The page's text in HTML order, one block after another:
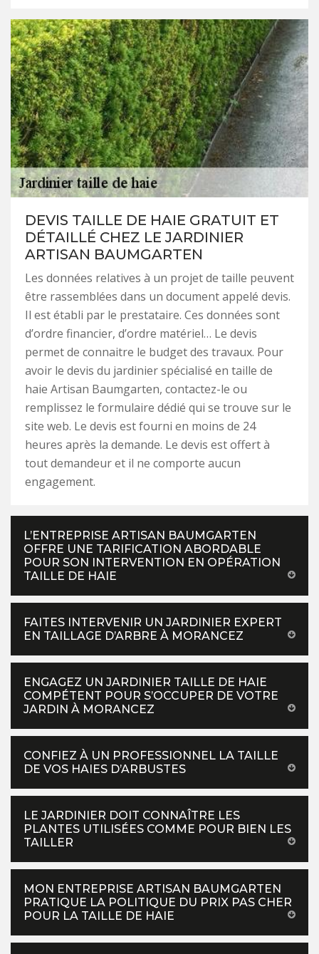
DEVIS TAILLE DE HAIE GRATUIT ET
DÉTAILLÉ CHEZ LE JARDINIER
ARTISAN BAUMGARTEN
Les données relatives à un projet de taille peuvent
être rassemblées dans un document appelé devis.
Il est établi par le prestataire. Ces données sont
d’ordre financier, d’ordre matériel… Le devis
permet de connaitre le budget des travaux. Pour
avoir le devis du jardinier spécialisé en taille de
haie Artisan Baumgarten, contactez-le ou
remplissez le formulaire dédié qui se trouve sur le
site web. Le devis est fourni en moins de 24
heures après la demande. Le devis est offert à
tout demandeur et il ne comporte aucun
engagement.
L’ENTREPRISE ARTISAN BAUMGARTEN
OFFRE UNE TARIFICATION ABORDABLE
POUR SON INTERVENTION EN OPÉRATION
TAILLE DE HAIE
FAITES INTERVENIR UN JARDINIER EXPERT
EN TAILLAGE D’ARBRE À MORANCEZ
ENGAGEZ UN JARDINIER TAILLE DE HAIE
COMPÉTENT POUR S’OCCUPER DE VOTRE
JARDIN À MORANCEZ
CONFIEZ À UN PROFESSIONNEL LA TAILLE
DE VOS HAIES D’ARBUSTES
LE JARDINIER DOIT CONNAÎTRE LES
PLANTES UTILISÉES COMME POUR BIEN LES
TAILLER
MON ENTREPRISE ARTISAN BAUMGARTEN
PRATIQUE LA POLITIQUE DU PRIX PAS CHER
POUR LA TAILLE DE HAIE